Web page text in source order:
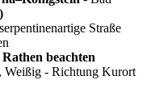
Straße
beachten
Weißig - Richtung Kurort